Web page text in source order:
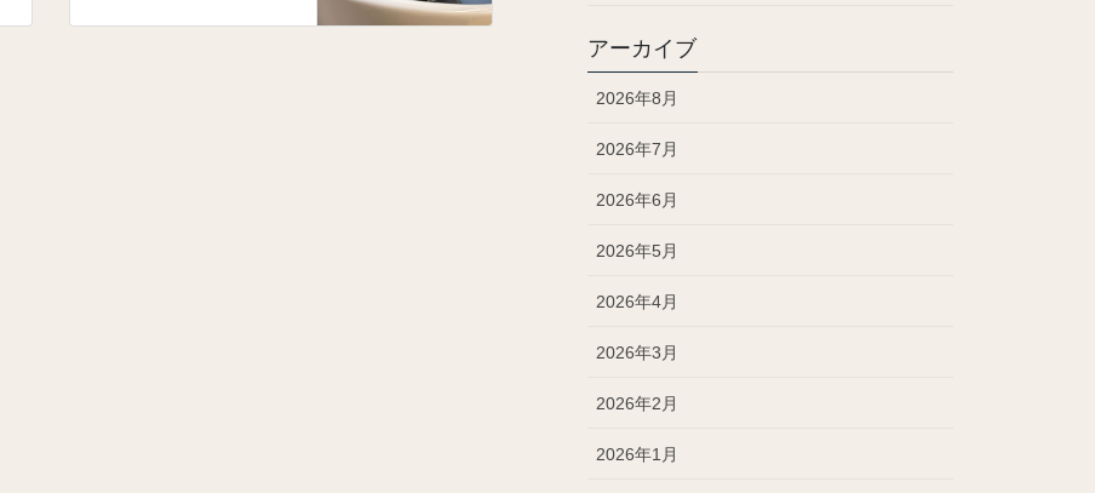
アーカイブ
2026年8月
2026年7月
2026年6月
2026年5月
2026年4月
2026年3月
2026年2月
2026年1月